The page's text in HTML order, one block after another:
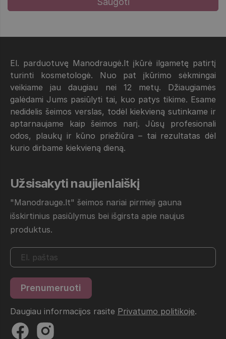
El. parduotuvę Manodraugė.lt įkūrė ilgametę patirtį
turinti kosmetologė. Nuo pat įkūrimo sėkmingai
veikiame jau daugiau nei 12 metų. Džiaugiamės
galėdami Jums pasiūlyti tai, kuo patys tikime. Esame
nedidelis šeimos verslas, todėl kiekvieną sutinkame ir
aptarnaujame kaip šeimos narį. Jūsų profesionali
odos, plaukų ir kūno priežiūra – tai rezultatas dėl
kurio dirbame kiekvieną dieną.
Užsisakyti naujienlaiškį
"Manodrauge.lt" šeimos nariai pirmieji gauna
išskirtinius pasiūlymus bei išgirsta apie naujus
produktus.
Daugiau informacijos rasite Privatumo politikoje.